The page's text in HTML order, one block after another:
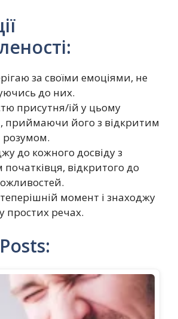
за своїми емоціями, не
до них.
присутня/ій у цьому
приймаючи його з відкритим
розумом.
до кожного досвіду з
відкритого до
момент і знаходжу
простих речах.